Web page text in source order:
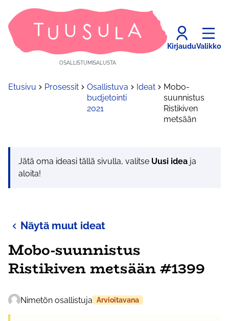
OSALLISTUMISALUSTA
KirjauduValikko
Etusivu Prosessit
Osallistuva
budjetointi
2021
Ideat
Mobo-
suunnistus
Ristikiven
metsään
Jätä oma ideasi tällä sivulla, valitse Uusi idea ja
aloita!
Näytä muut ideat
Mobo-suunnistus
Ristikiven metsään #1399
Nimetön osallistuja Arvioitavana